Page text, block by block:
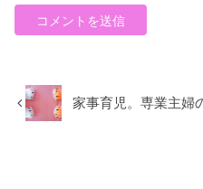
家事育児。専業主婦